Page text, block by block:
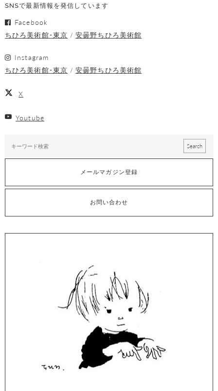
SNSで最新情報を発信しています
Facebook
ちひろ美術館･東京
安曇野ちひろ美術館
Instagram
ちひろ美術館･東京
安曇野ちひろ美術館
X
Youtube
メールマガジン登録
お問い合わせ